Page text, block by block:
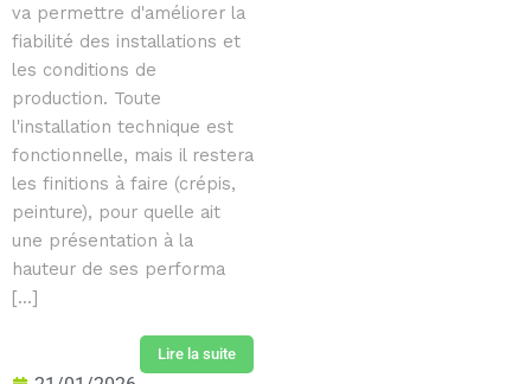
va permettre d'améliorer la
fiabilité des installations et
les conditions de
production. Toute
l'installation technique est
fonctionnelle, mais il restera
les finitions à faire (crépis,
peinture), pour quelle ait
une présentation à la
hauteur de ses performa
[...]
Lire la suite